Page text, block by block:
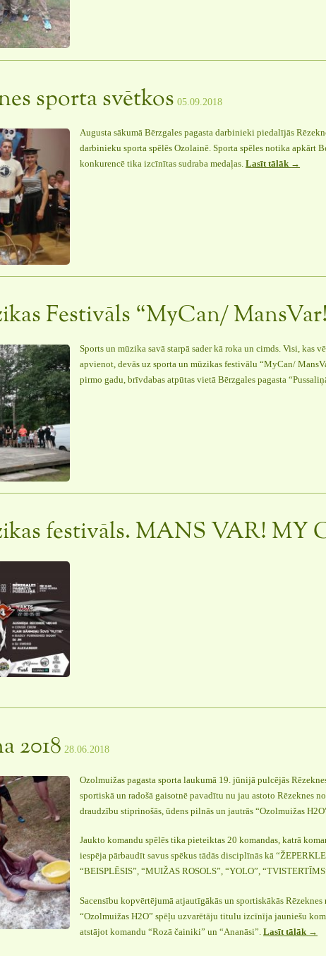
sporta svētkos 05.09.2018
Augusta sākumā Bērzgales pagasta darbinieki piedalījās
darbinieku sporta spēlēs Ozolainē. Sporta spēles notika apkārt
konkurencē tika izcīnītas sudraba medaļas.Lasīt tālāk “II
→
Festivāls “MyCan/ MansVar!
Sports un mūzika savā starpā sader kā roka un cimds. Visi, kas
apvienot, devās uz sporta un mūzikas festivālu “MyCan/
pirmo gadu, brīvdabas atpūtas vietā Bērzgales pagasta
festivāls. MANS VAR! MY
2018 28.06.2018
Ozolmuižas pagasta sporta laukumā 19. jūnijā pulcējās
sportiskā un radošā gaisotnē pavadītu nu jau astoto Rēzeknes
draudzību stiprinošās, ūdens pilnās un jautrās “Ozolmuižas
Jaukto komandu spēlēs tika pieteiktas 20 komandas, katrā
iespēja pārbaudīt savus spēkus tādās disciplīnās kā
“BEISPLĒSIS”, “MUIŽAS ROSOLS”, “YOLO”,
Sacensību kopvērtējumā atjautīgākās un sportiskākās
“Ozolmuižas H2O” spēļu uzvarētāju titulu izcīnīja jauniešu
atstājot komandu “Rozā čainiki” un “Ananāsi”.Lasīt tālāk →